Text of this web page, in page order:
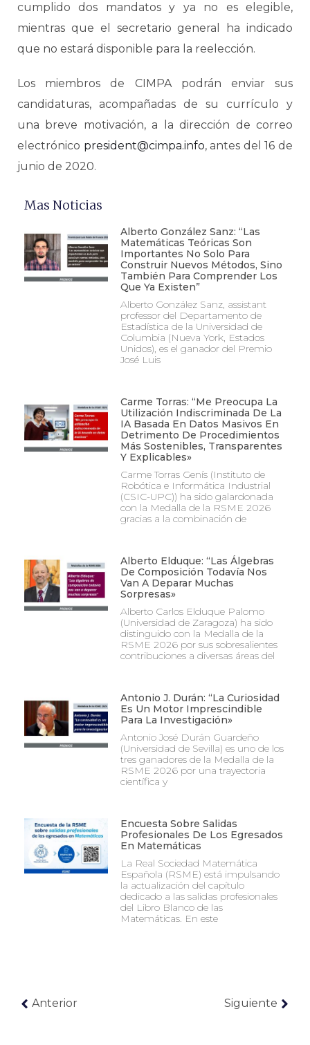
cumplido dos mandatos y ya no es elegible,
mientras que el secretario general ha indicado
que no estará disponible para la reelección.
Los miembros de CIMPA podrán enviar sus
candidaturas, acompañadas de su currículo y
una breve motivación, a la dirección de correo
electrónico president@cimpa.info, antes del 16 de
junio de 2020.
Mas Noticias
Alberto González Sanz: “Las
Matemáticas Teóricas Son
Importantes No Solo Para
Construir Nuevos Métodos, Sino
También Para Comprender Los
Que Ya Existen”
Alberto González Sanz, assistant
professor del Departamento de
Estadística de la Universidad de
Columbia (Nueva York, Estados
Unidos), es el ganador del Premio
José Luis
Carme Torras: “Me Preocupa La
Utilización Indiscriminada De La
IA Basada En Datos Masivos En
Detrimento De Procedimientos
Más Sostenibles, Transparentes
Y Explicables»
Carme Torras Genís (Instituto de
Robótica e Informática Industrial
(CSIC-UPC)) ha sido galardonada
con la Medalla de la RSME 2026
gracias a la combinación de
Alberto Elduque: “Las Álgebras
De Composición Todavía Nos
Van A Deparar Muchas
Sorpresas»
Alberto Carlos Elduque Palomo
(Universidad de Zaragoza) ha sido
distinguido con la Medalla de la
RSME 2026 por sus sobresalientes
contribuciones a diversas áreas del
Antonio J. Durán: “La Curiosidad
Es Un Motor Imprescindible
Para La Investigación»
Antonio José Durán Guardeño
(Universidad de Sevilla) es uno de los
tres ganadores de la Medalla de la
RSME 2026 por una trayectoria
científica y
Encuesta Sobre Salidas
Profesionales De Los Egresados
En Matemáticas
La Real Sociedad Matemática
Española (RSME) está impulsando
la actualización del capítulo
dedicado a las salidas profesionales
del Libro Blanco de las
Matemáticas. En este
Anterior Siguiente